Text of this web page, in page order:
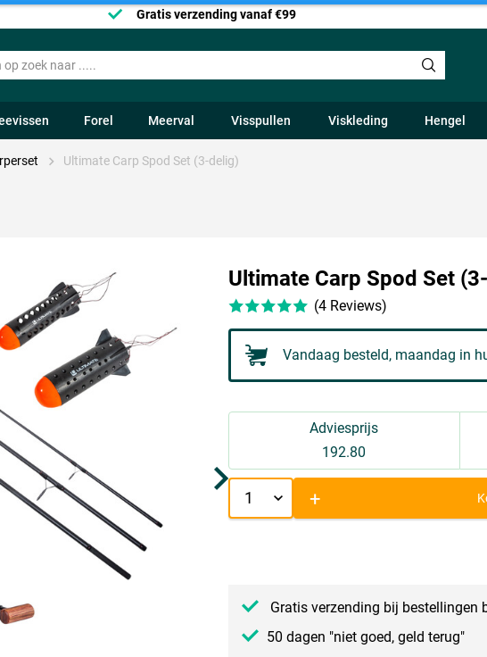
Gratis verzending vanaf €99
Forel Meerval Visspullen Viskleding Hengel
Ultimate Carp Spod Set (3-delig)
Ultimate Carp Spod Set
(4 Reviews)
Vandaag besteld, maandag in
Adviesprijs
192.80
+
Gratis verzending bij bestellingen
50 dagen "niet goed, geld terug"